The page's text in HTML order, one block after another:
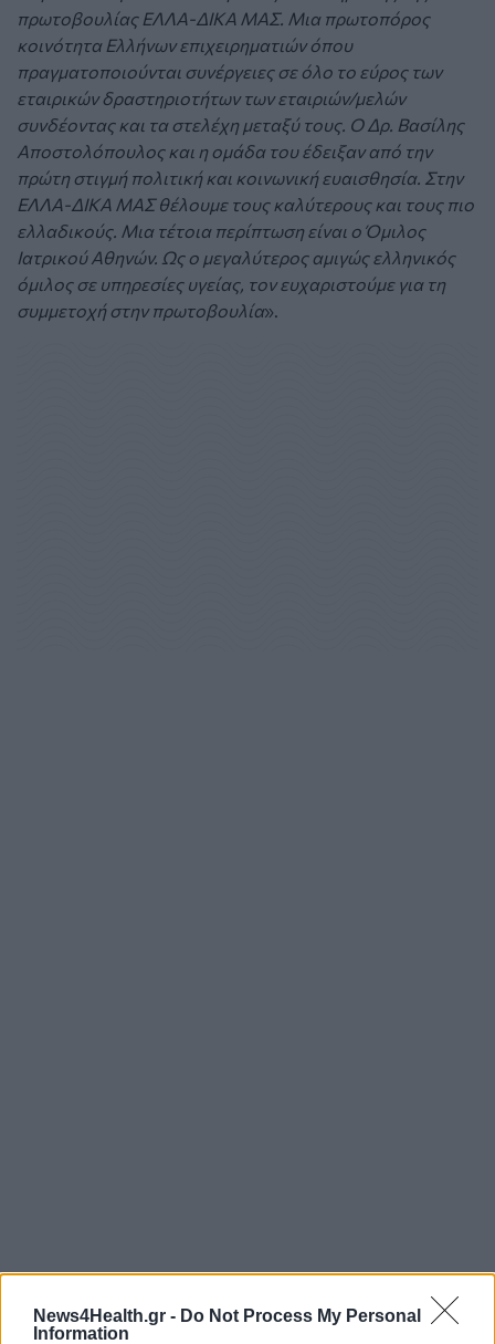
News4Health.gr - Do Not Process My Personal
Information
πρωτοβουλίας ΕΛΛΑ-ΔΙΚΑ ΜΑΣ. Μια πρωτοπόρος
κοινότητα Ελλήνων επιχειρηματιών όπου
πραγματοποιούνται συνέργειες σε όλο το εύρος των
εταιρικών δραστηριοτήτων των εταιριών/μελών
συνδέοντας και τα στελέχη μεταξύ τους. Ο Δρ. Βασίλης
Αποστολόπουλος και η ομάδα του έδειξαν από την
πρώτη στιγμή πολιτική και κοινωνική ευαισθησία. Στην
ΕΛΛΑ-ΔΙΚΑ ΜΑΣ θέλουμε τους καλύτερους και τους πιο
ελλαδικούς. Μια τέτοια περίπτωση είναι ο Όμιλος
Ιατρικού Αθηνών. Ως ο μεγαλύτερος αμιγώς ελληνικός
όμιλος σε υπηρεσίες υγείας, τον ευχαριστούμε για τη
συμμετοχή στην πρωτοβουλία».